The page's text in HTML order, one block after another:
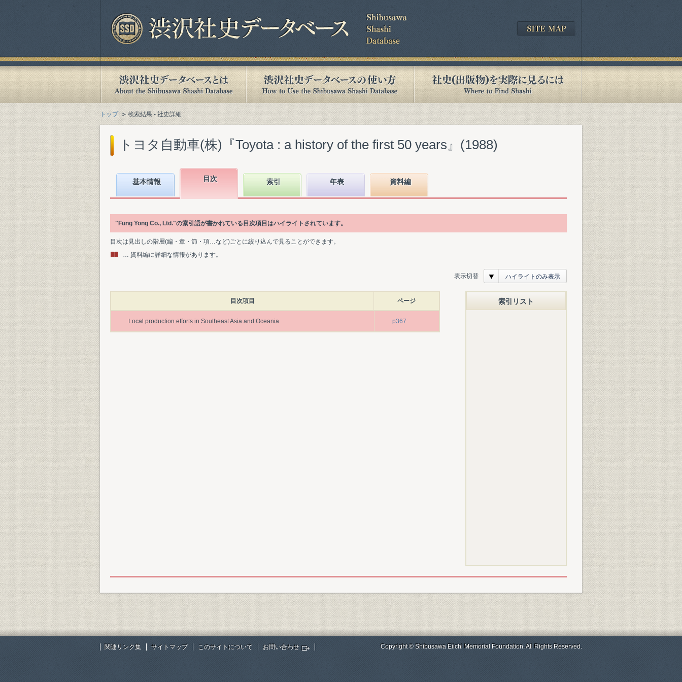
トップ 検索結果 - 社史詳細
トヨタ自動車(株)『Toyota : a history of the first 50 years』(1988)
基本情報 目次 索引 年表 資料編
"Fung Yong Co., Ltd."の索引語が書かれている目次項目はハイライトされています。
目次は見出しの階層(編・章・節・項…など)ごとに絞り込んで見ることができます。
… 資料編に詳細な情報があります。
表示切替 ハイライトのみ表示
目次項目 ページ
Local production efforts in Southeast Asia and Oceania p367
索引リスト
関連リンク集 サイトマップ このサイトについて お問い合わせ Copyright © Shibusawa Eiichi Memorial Foundation. All Rights Reserved.